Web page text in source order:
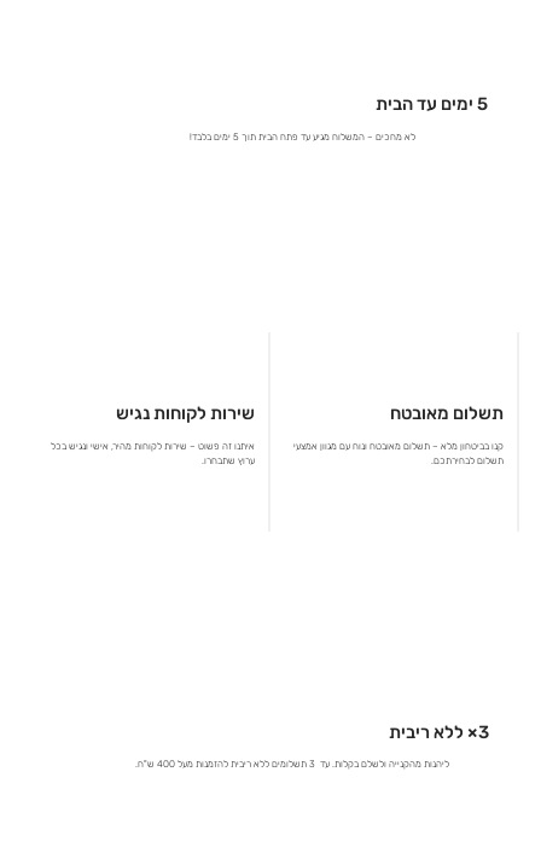
שירות לקוחות נגיש
איתנו זה פשוט – שירות לקוחות מהיר, אישי ונגיש בכל
ערוץ שתבחרו.
5 ימים עד הבית
לא מחכים – המשלוח מגיע עד פתח הבית תוך 5 ימים בלבד!
תשלום מאובטח
קנו בביטחון מלא – תשלום מאובטח ונוח עם מגוון אמצעי
תשלום לבחירתכם.
3× ללא ריבית
ליהנות מהקנייה ולשלם בקלות. עד 3 תשלומים ללא ריבית להזמנות מעל 400 ש"ח.